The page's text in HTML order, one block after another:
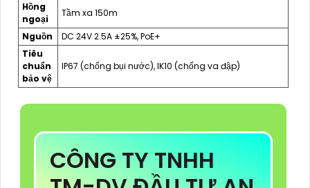
Hồng
ngoại
Tầm xa 150m
Nguồn
DC 24V 2.5A ±25%, PoE+
Tiêu
chuẩn
bảo vệ
IP67 (chống bụi nước), IK10 (chống va đập)
CÔNG TY TNHH